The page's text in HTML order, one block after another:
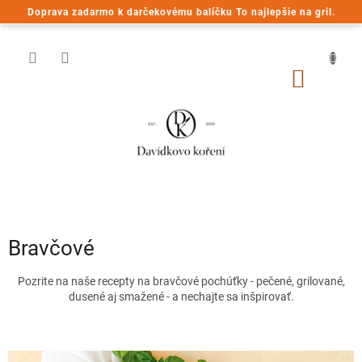
Doprava zadarmo k darčekovému balíčku To najlepšie na gril.
Prejsť
na
Bravčové
Pozrite na naše recepty na bravčové pochúťky - pečené, grilované,
dusené aj smažené - a nechajte sa inšpirovať.